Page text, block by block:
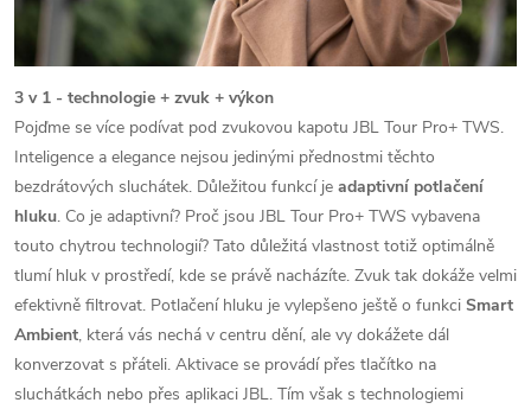
3 v 1 - technologie + zvuk + výkon
Pojďme se více podívat pod zvukovou kapotu JBL Tour Pro+ TWS.
Inteligence a elegance nejsou jedinými přednostmi těchto
bezdrátových sluchátek. Důležitou funkcí je adaptivní potlačení
hluku. Co je adaptivní? Proč jsou JBL Tour Pro+ TWS vybavena
touto chytrou technologií? Tato důležitá vlastnost totiž optimálně
tlumí hluk v prostředí, kde se právě nacházíte. Zvuk tak dokáže velmi
efektivně filtrovat. Potlačení hluku je vylepšeno ještě o funkci Smart
Ambient, která vás nechá v centru dění, ale vy dokážete dál
konverzovat s přáteli. Aktivace se provádí přes tlačítko na
sluchátkách nebo přes aplikaci JBL. Tím však s technologiemi